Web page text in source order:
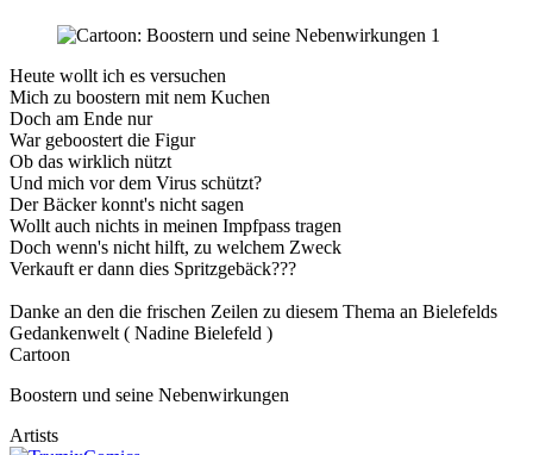
Heute wollt ich es versuchen
Mich zu boostern mit nem Kuchen
Doch am Ende nur
War geboostert die Figur
Ob das wirklich nützt
Und mich vor dem Virus schützt?
Der Bäcker konnt's nicht sagen
Wollt auch nichts in meinen Impfpass tragen
Doch wenn's nicht hilft, zu welchem Zweck
Verkauft er dann dies Spritzgebäck???
Danke an den die frischen Zeilen zu diesem Thema an Bielefelds
Gedankenwelt ( Nadine Bielefeld )
Cartoon
Boostern und seine Nebenwirkungen
Artists